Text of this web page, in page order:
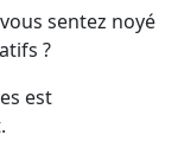
sentez noyé
?
est